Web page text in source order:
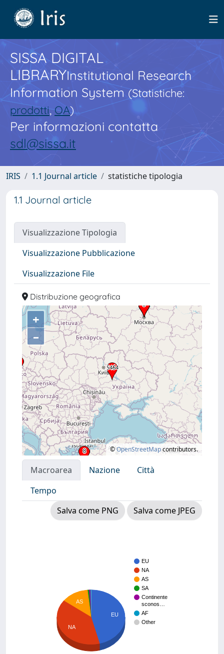
SISSA DIGITAL
LIBRARYInstitutional Research
Information System(Statistiche:
prodotti,OA)
Per informazioni contatta
sdl@sissa.it
IRIS 1.1 Journal article statistiche tipologia
1.1 Journal article
Visualizzazione Tipologia
Visualizzazione Pubblicazione
Visualizzazione File
Distribuzione geografica
+
–
©OpenStreetMapcontributors.
Macroarea Nazione
Città
Tempo
Salva come PNG
Salva come JPEG
EU
NA
AS
SA
Continente
sconos…
AF
Other
EU
AS
NA